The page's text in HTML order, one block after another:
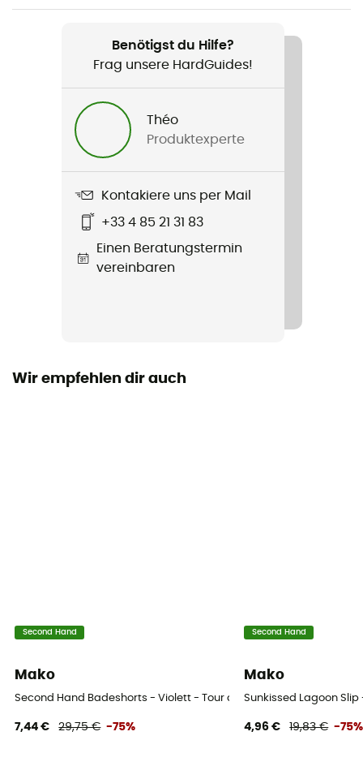
Men's Mission Jacket 1mm
Aufbereitetes Produkt
Benötigst du Hilfe?
Frag unsere HardGuides!
Théo
Produktexperte
Kontakiere uns per Mail
+33 4 85 21 31 83
Einen Beratungstermin
vereinbaren
Wir empfehlen dir auch
Second Hand
Mako
Second Hand Badeshorts - Violett - Tour de taille 70-75 cm
7,44 € 29,75 € -75%
Second Hand
Mako
Sunkissed Lagoon
4,96 € 19,83 € -75%